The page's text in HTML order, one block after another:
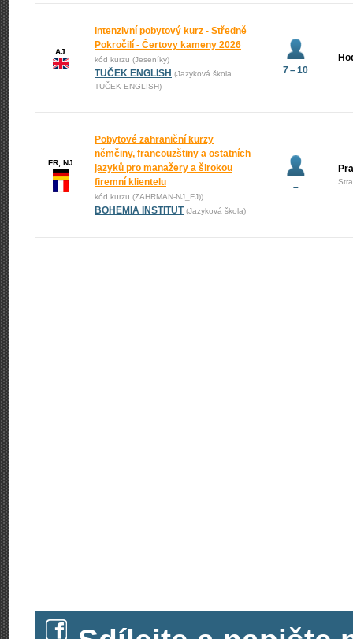
AJ
Intenzivní pobytový kurz - Středně
Pokročilí - Čertovy kameny 2026
kód kurzu (Jeseníky)
TUČEK ENGLISH (Jazyková škola
TUČEK ENGLISH)
7 – 10
FR, NJ
Pobytové zahraniční kurzy
němčiny, francouzštiny a ostatních
jazyků pro manažery a širokou
firemní klientelu
kód kurzu (ZAHRMAN-NJ_FJ))
BOHEMIA INSTITUT (Jazyková škola)
–